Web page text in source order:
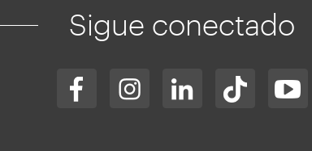
Sigue conectado